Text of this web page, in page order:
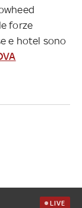
forze
e hotel sono
LIVE